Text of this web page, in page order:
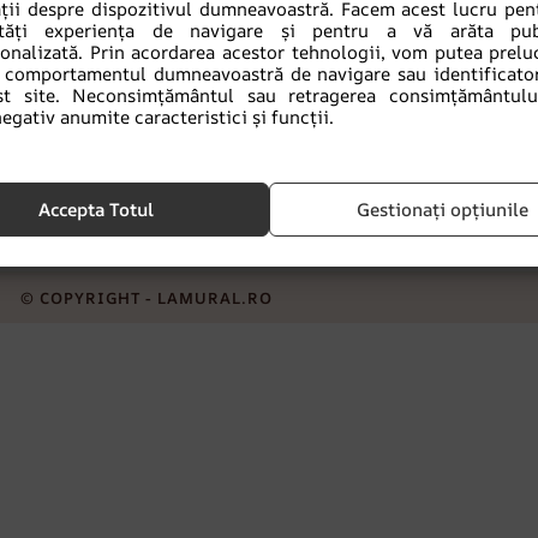
despre dispozitivul dumneavoastră. Facem acest lucru
experiența de navigare și pentru a vă arăta
Prin acordarea acestor tehnologii, vom putea
comportamentul dumneavoastră de navigare sau
site. Neconsimțământul sau retragerea
anumite caracteristici și funcții.
Accepta Totul Gestionați opțiunile
LINKURI IMPORTANTE
Reglementări
Politica de confidențialitate
© COPYRIGHT - LAMURAL.RO